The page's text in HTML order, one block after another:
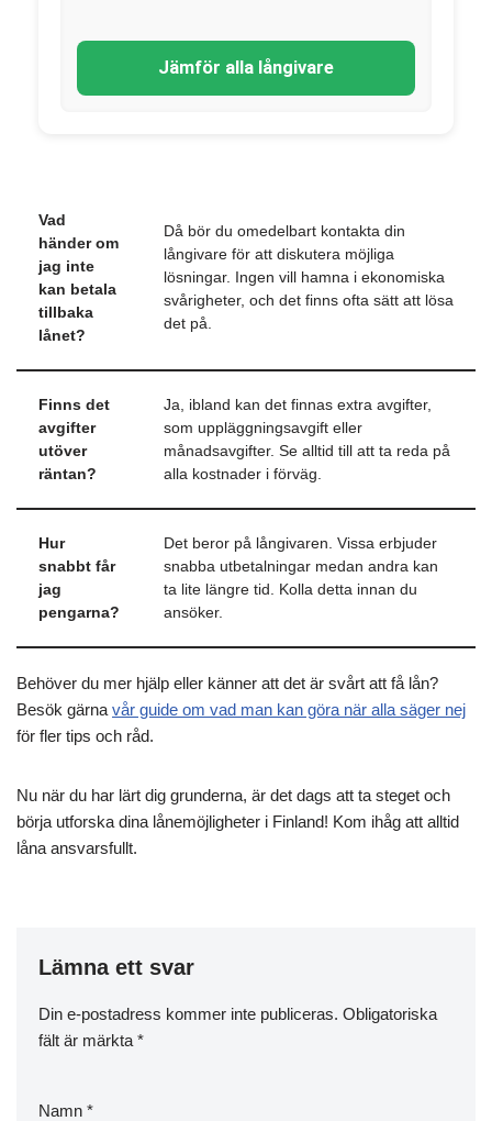
Jämför alla långivare
Vad
händer om
jag inte
kan betala
tillbaka
lånet?
Då bör du omedelbart kontakta din
långivare för att diskutera möjliga
lösningar. Ingen vill hamna i ekonomiska
svårigheter, och det finns ofta sätt att lösa
det på.
Finns det
avgifter
utöver
räntan?
Ja, ibland kan det finnas extra avgifter,
som uppläggningsavgift eller
månadsavgifter. Se alltid till att ta reda på
alla kostnader i förväg.
Hur
snabbt får
jag
pengarna?
Det beror på långivaren. Vissa erbjuder
snabba utbetalningar medan andra kan
ta lite längre tid. Kolla detta innan du
ansöker.
Behöver du mer hjälp eller känner att det är svårt att få lån?
Besök gärna vår guide om vad man kan göra när alla säger nej
för fler tips och råd.
Nu när du har lärt dig grunderna, är det dags att ta steget och
börja utforska dina lånemöjligheter i Finland! Kom ihåg att alltid
låna ansvarsfullt.
Lämna ett svar
Din e-postadress kommer inte publiceras. Obligatoriska
fält är märkta *
Namn *